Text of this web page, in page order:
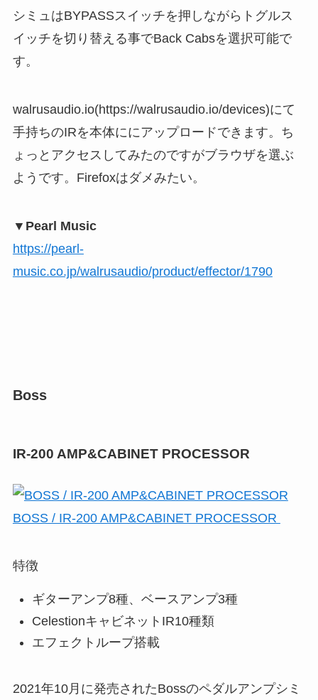
シミュはBYPASSスイッチを押しながらトグルス
イッチを切り替える事でBack Cabsを選択可能で
す。
walrusaudio.io(https://walrusaudio.io/devices)にて
手持ちのIRを本体ににアップロードできます。ち
ょっとアクセスしてみたのですがブラウザを選ぶ
ようです。Firefoxはダメみたい。
▼Pearl Music
https://pearl-
music.co.jp/walrusaudio/product/effector/1790
Boss
IR-200 AMP&CABINET PROCESSOR
BOSS / IR-200 AMP&CABINET PROCESSOR
特徴
ギターアンプ8種、ベースアンプ3種
CelestionキャビネットIR10種類
エフェクトループ搭載
2021年10月に発売されたBossのペダルアンプシミ